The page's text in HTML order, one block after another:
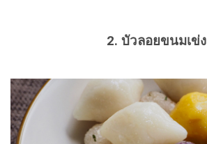
2. บัวลอยขนมเข่ง